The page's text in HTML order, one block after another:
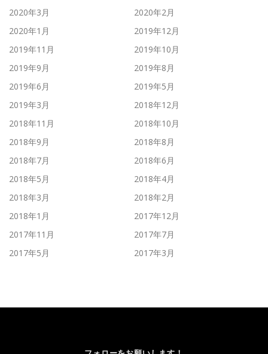
2020年3月
2020年2月
2020年1月
2019年12月
2019年11月
2019年10月
2019年9月
2019年8月
2019年6月
2019年5月
2019年3月
2018年12月
2018年11月
2018年10月
2018年9月
2018年8月
2018年7月
2018年6月
2018年5月
2018年4月
2018年3月
2018年2月
2018年1月
2017年12月
2017年11月
2017年7月
2017年5月
2017年3月